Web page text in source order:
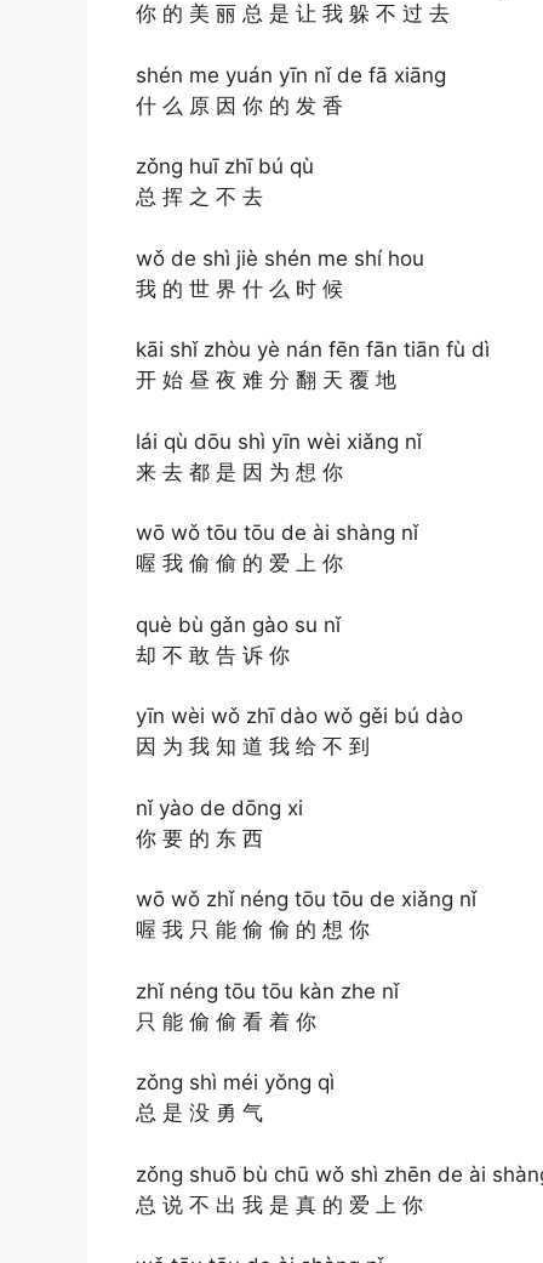
你 的 美 丽 总 是 让 我 躲 不 过 去
shén me yuán yīn nǐ de fā xiāng
什 么 原 因 你 的 发 香
zǒng huī zhī bú qù
总 挥 之 不 去
wǒ de shì jiè shén me shí hou
我 的 世 界 什 么 时 候
kāi shǐ zhòu yè nán fēn fān tiān fù dì
开 始 昼 夜 难 分 翻 天 覆 地
lái qù dōu shì yīn wèi xiǎng nǐ
来 去 都 是 因 为 想 你
wō wǒ tōu tōu de ài shàng nǐ
喔 我 偷 偷 的 爱 上 你
què bù gǎn gào su nǐ
却 不 敢 告 诉 你
yīn wèi wǒ zhī dào wǒ gěi bú dào
因 为 我 知 道 我 给 不 到
nǐ yào de dōng xi
你 要 的 东 西
wō wǒ zhǐ néng tōu tōu de xiǎng nǐ
喔 我 只 能 偷 偷 的 想 你
zhǐ néng tōu tōu kàn zhe nǐ
只 能 偷 偷 看 着 你
zǒng shì méi yǒng qì
总 是 没 勇 气
zǒng shuō bù chū wǒ shì zhēn de ài
总 说 不 出 我 是 真 的 爱 上 你